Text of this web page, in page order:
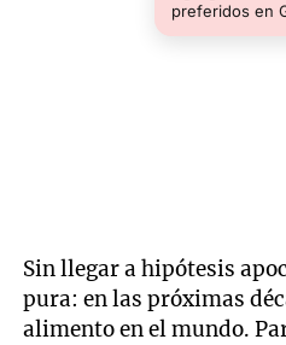
preferidos en
Sin llegar a hipótesis
pura: en las próximas
alimento en el mundo.